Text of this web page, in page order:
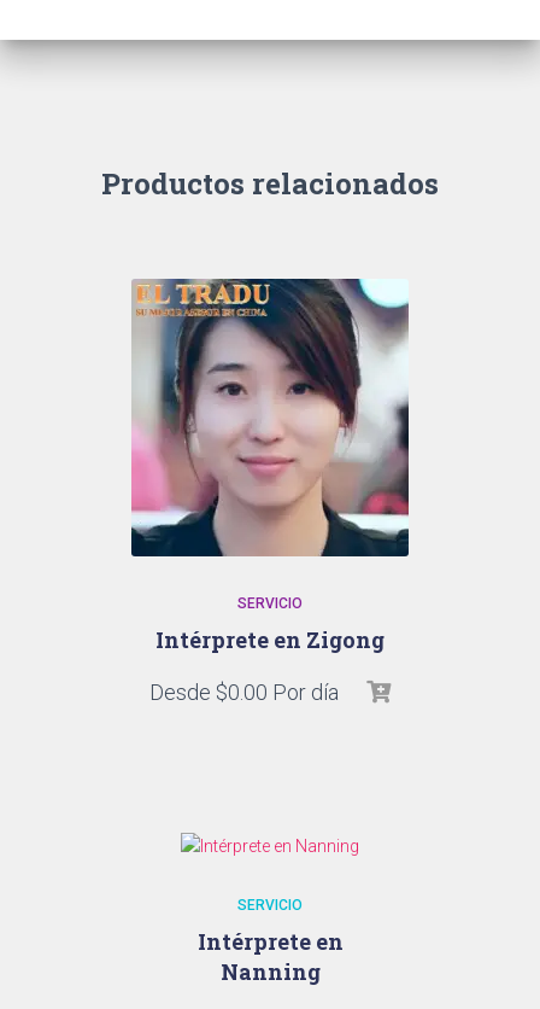
Productos relacionados
SERVICIO
Intérprete en Zigong
Desde $0.00 Por día
SERVICIO
Intérprete en
Nanning